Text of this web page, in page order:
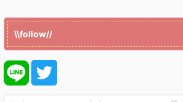
\\follow//